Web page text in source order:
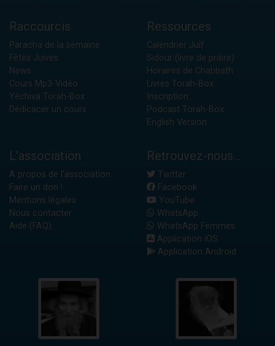
Raccourcis
Paracha de la semaine
Fêtes Juives
News
Cours Mp3-Vidéo
Yéchiva Torah-Box
Dédicacer un cours
Ressources
Calendrier Juif
Sidour (livre de prière)
Horaires de Chabbath
Livres Torah-Box
Inscription
Podcast Torah-Box
English Version
L'association
A propos de l'association
Faire un don !
Mentions légales
Nous contacter
Aide (FAQ)
Retrouvez-nous...
Twitter
Facebook
YouTube
WhatsApp
WhatsApp Femmes
Application iOS
Application Android